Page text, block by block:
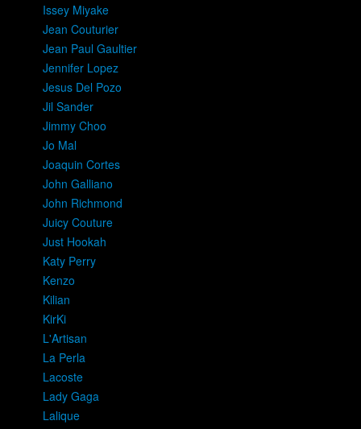
Issey Miyake
Jean Couturier
Jean Paul Gaultier
Jennifer Lopez
Jesus Del Pozo
Jil Sander
Jimmy Choo
Jo Mal
Joaquin Cortes
John Galliano
John Richmond
Juicy Couture
Just Hookah
Katy Perry
Kenzo
Kilian
KirKi
L'Artisan
La Perla
Lacoste
Lady Gaga
Lalique